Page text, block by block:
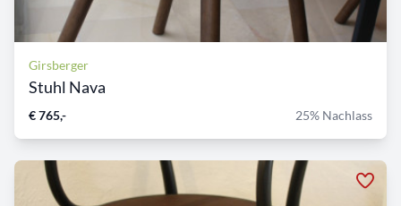
Girsberger
Stuhl Nava
€ 765,- 25% Nachlass